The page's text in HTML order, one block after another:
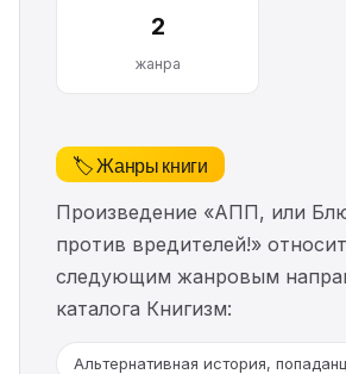
2
жанра
🏷️ Жанры книги
Произведение «АПП, или
против вредителей!»
следующим жанровым
каталога Книгизм:
Альтернативная история,